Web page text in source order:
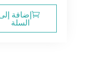
إضافة
السلة